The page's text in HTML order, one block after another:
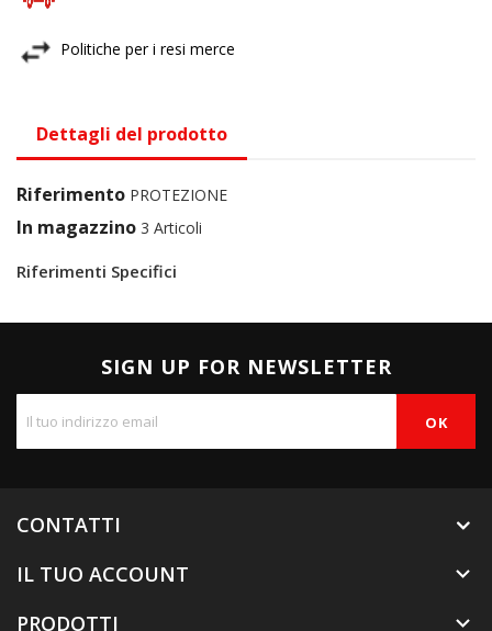
Politiche per i resi merce
Dettagli del prodotto
Riferimento PROTEZIONE
In magazzino 3 Articoli
Riferimenti Specifici
SIGN UP FOR NEWSLETTER
CONTATTI
IL TUO ACCOUNT

PRODOTTI 